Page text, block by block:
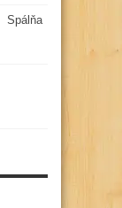
Spálňa